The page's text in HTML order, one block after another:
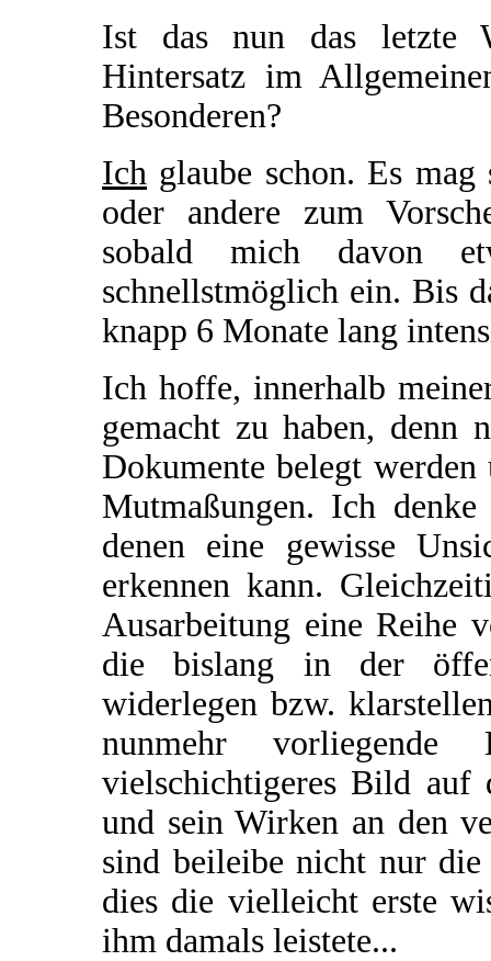
Ist das nun das letzte
Hintersatz im
Besonderen?
Ich glaube schon. Es
oder andere zum
sobald mich davon
schnellstmöglich ein. Bis
knapp 6 Monate lang
Ich hoffe, innerhalb
gemacht zu haben, denn
Dokumente belegt
Mutmaßungen. Ich
denen eine gewisse
erkennen kann.
Ausarbeitung eine Reihe
die bislang in der
widerlegen bzw.
nunmehr vorliegende
vielschichtigeres Bild auf
und sein Wirken an den
sind beileibe nicht nur
dies die vielleicht erste
ihm damals leistete...